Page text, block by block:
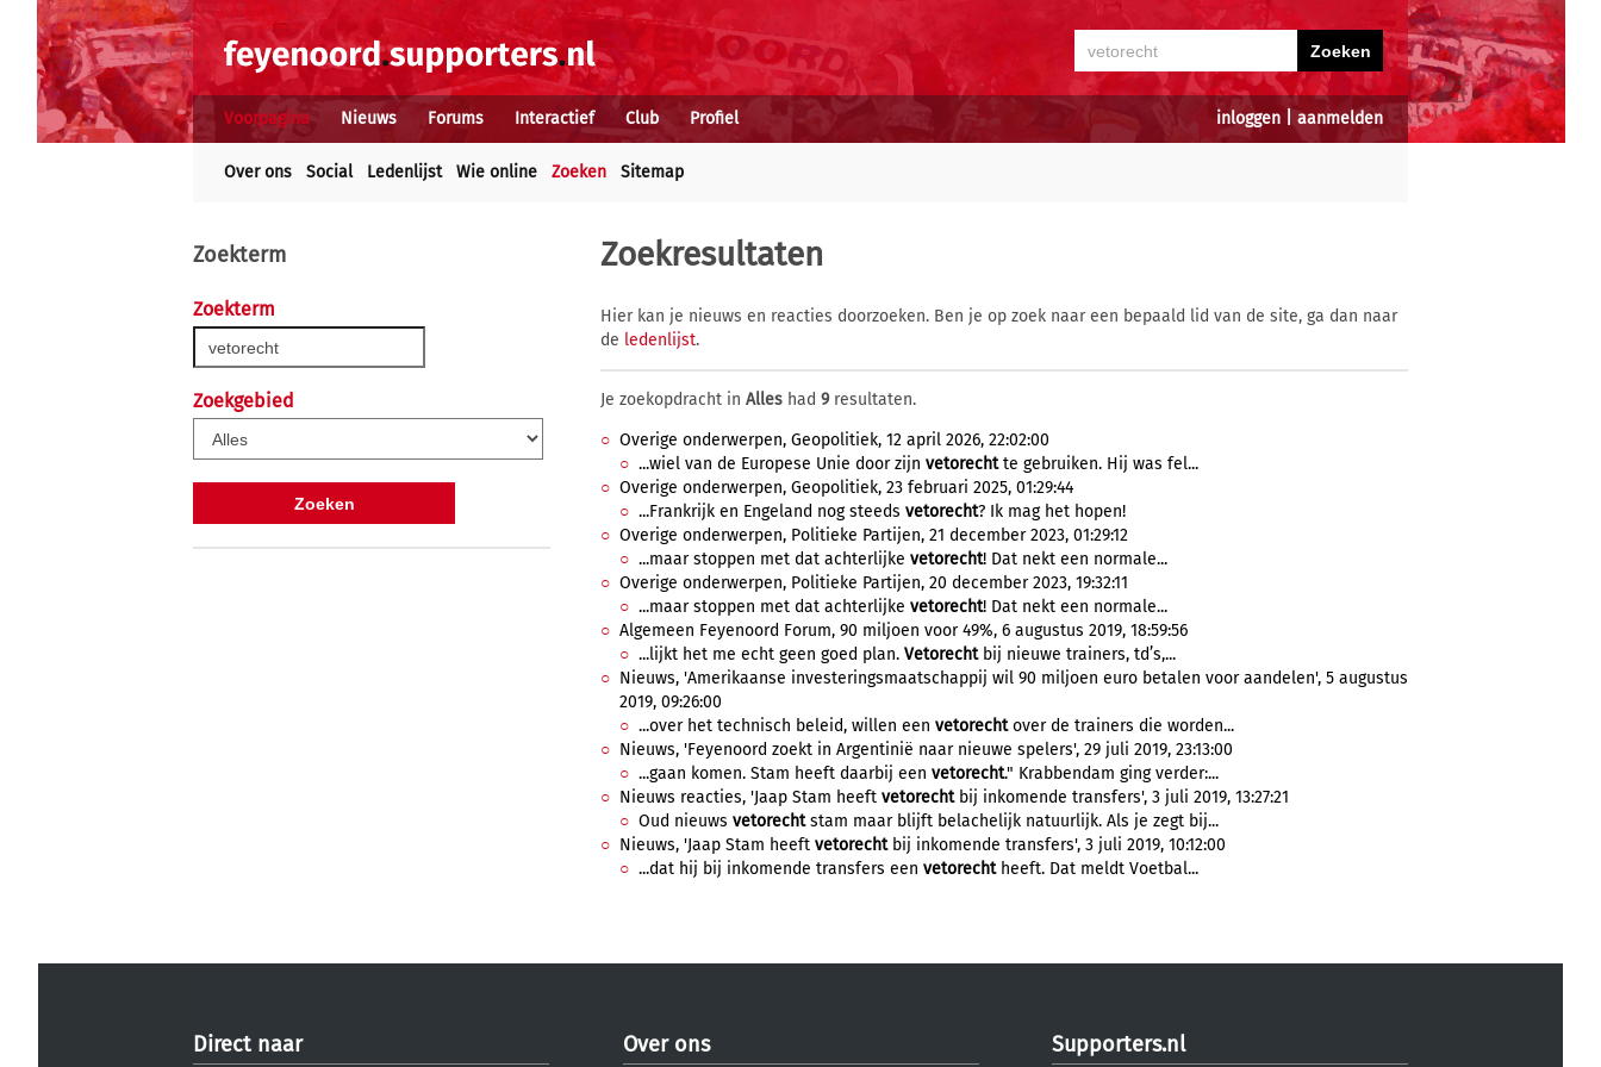
inloggen aanmelden
Voorpagina Nieuws Forums Interactief Club Profiel
Over ons Social Ledenlijst Wie online Zoeken Sitemap
Zoekterm
Zoekterm
Zoekgebied
Zoekresultaten
Hier kan je nieuws en reacties doorzoeken. Ben je op zoek naar een bepaald lid van de site, ga dan naar
de ledenlijst.
Je zoekopdracht in Alles had 9resultaten.
Overige onderwerpen, Geopolitiek, 12 april 2026, 22:02:00
...wiel van de Europese Unie door zijn vetorechtte gebruiken. Hij was fel...
Overige onderwerpen, Geopolitiek, 23 februari 2025, 01:29:44
...Frankrijk en Engeland nog steeds vetorecht? Ik mag het hopen!
Overige onderwerpen, Politieke Partijen, 21 december 2023, 01:29:12
...maar stoppen met dat achterlijke vetorecht! Dat nekt een normale...
Overige onderwerpen, Politieke Partijen, 20 december 2023, 19:32:11
...maar stoppen met dat achterlijke vetorecht! Dat nekt een normale...
Algemeen Feyenoord Forum, 90 miljoen voor 49%, 6 augustus 2019, 18:59:56
...lijkt het me echt geen goed plan. Vetorechtbij nieuwe trainers, td’s,...
Nieuws, 'Amerikaanse investeringsmaatschappij wil 90 miljoen euro betalen voor aandelen', 5 augustus
2019, 09:26:00
...over het technisch beleid, willen een vetorechtover de trainers die worden...
Nieuws, 'Feyenoord zoekt in Argentinië naar nieuwe spelers', 29 juli 2019, 23:13:00
...gaan komen. Stam heeft daarbij een vetorecht." Krabbendam ging verder:...
Nieuws reacties, 'Jaap Stam heeft vetorechtbij inkomende transfers', 3 juli 2019, 13:27:21
Oud nieuws vetorechtstam maar blijft belachelijk natuurlijk. Als je zegt bij...
Nieuws, 'Jaap Stam heeft vetorechtbij inkomende transfers', 3 juli 2019, 10:12:00
...dat hij bij inkomende transfers een vetorechtheeft. Dat meldt Voetbal...
Direct naar Over ons Supporters.nl